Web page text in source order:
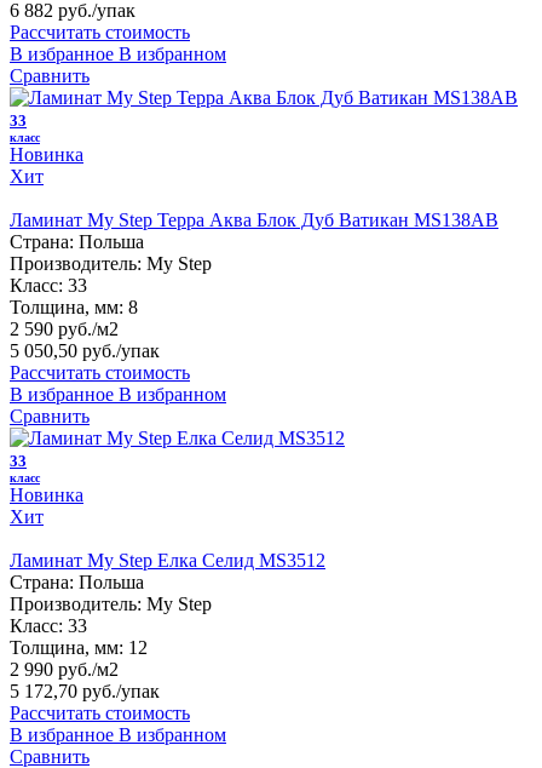
6 882 руб./упак
Рассчитать стоимость
В избранное В избранном
Сравнить
33
класс
Новинка
Хит
Ламинат My Step Терра Аква Блок Дуб Ватикан MS138AB
Страна: Польша
Производитель: My Step
Класс: 33
Толщина, мм: 8
2 590 руб./м2
5 050,50 руб./упак
Рассчитать стоимость
В избранное В избранном
Сравнить
33
класс
Новинка
Хит
Ламинат My Step Елка Селид MS3512
Страна: Польша
Производитель: My Step
Класс: 33
Толщина, мм: 12
2 990 руб./м2
5 172,70 руб./упак
Рассчитать стоимость
В избранное В избранном
Сравнить